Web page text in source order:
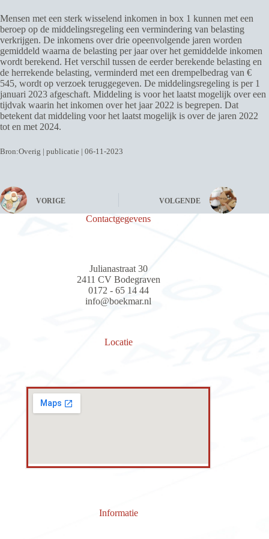
Mensen met een sterk wisselend inkomen in box 1 kunnen met een
beroep op de middelingsregeling een vermindering van belasting
verkrijgen. De inkomens over drie opeenvolgende jaren worden
gemiddeld waarna de belasting per jaar over het gemiddelde inkomen
wordt berekend. Het verschil tussen de eerder berekende belasting en
de herrekende belasting, verminderd met een drempelbedrag van €
545, wordt op verzoek teruggegeven. De middelingsregeling is per 1
januari 2023 afgeschaft. Middeling is voor het laatst mogelijk over een
tijdvak waarin het inkomen over het jaar 2022 is begrepen. Dat
betekent dat middeling voor het laatst mogelijk is over de jaren 2022
tot en met 2024.
Bron:Overig | publicatie | 06-11-2023
VORIGE VOLGENDE
Contactgegevens
Julianastraat 30
2411 CV Bodegraven
0172 - 65 14 44
info@boekmar.nl
Locatie
Informatie